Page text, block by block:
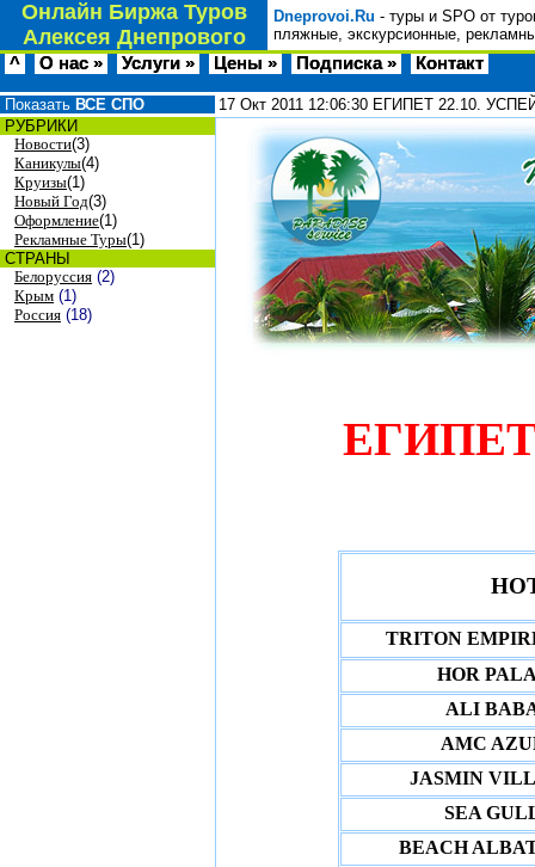
Онлайн Биржа Туров
Алексея Днепрового
Dneprovoi.Ru - туры и SPO от
пляжные, экскурсионные,
^ О нас » Услуги » Цены » Подписка » Контакт
Показать ВСЕ СПО
РУБРИКИ
Новости(3)
Каникулы(4)
Круизы(1)
Новый Год(3)
Оформление(1)
Рекламные Туры(1)
СТРАНЫ
Белоруссия (2)
Крым (1)
Россия (18)
17 Окт 2011 12:06:30 ЕГИПЕТ 22.10.
TRITON
HOR
ALI
AMC
JASMIN
SEA
BEACH